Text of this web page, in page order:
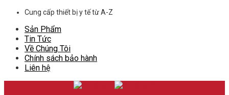
Skip
content
Cung cấp thiết bị y tế từ A-Z
Sản Phẩm
Tin Tức
Về Chúng Tôi
Chính sách bảo hành
Liên hệ